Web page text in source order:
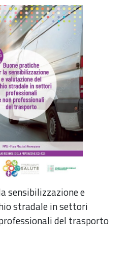
sensibilizzazione e
stradale in settori
del trasporto